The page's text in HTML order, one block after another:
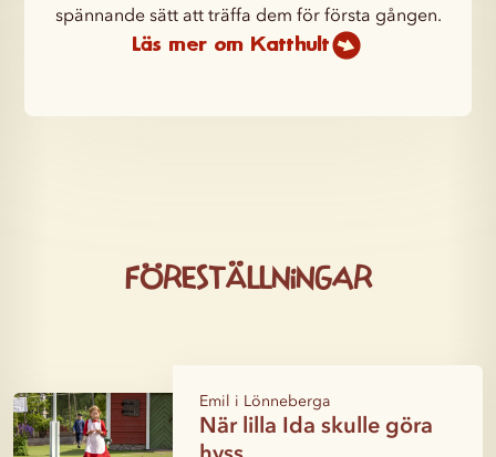
spännande sätt att träffa dem för första gången.
Läs mer om Katthult
Föreställningar
Emil i Lönneberga
När lilla Ida skulle göra